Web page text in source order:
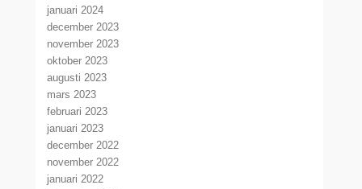
januari 2024
december 2023
november 2023
oktober 2023
augusti 2023
mars 2023
februari 2023
januari 2023
december 2022
november 2022
januari 2022